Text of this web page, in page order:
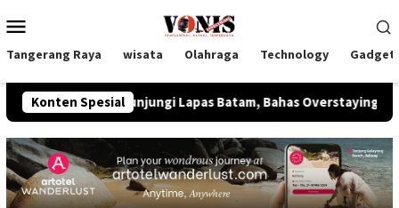
ke
Mobile
Tangerang Raya wisata Olahraga Technology
Konten Spesial
Kunjungi Lapas Batam, Bahas Overstaying dan KUHP Baru